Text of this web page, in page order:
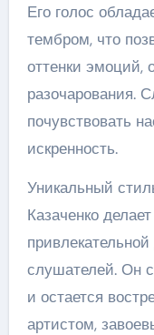
Его голос
тембром, что
оттенки эмоций,
разочарования.
почувствовать
искренность.
Уникальный
Казаченко
слушателей. Он
и остается
артистом,